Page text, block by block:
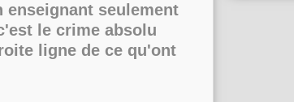
seulement
le crime absolu
ligne de ce qu'ont